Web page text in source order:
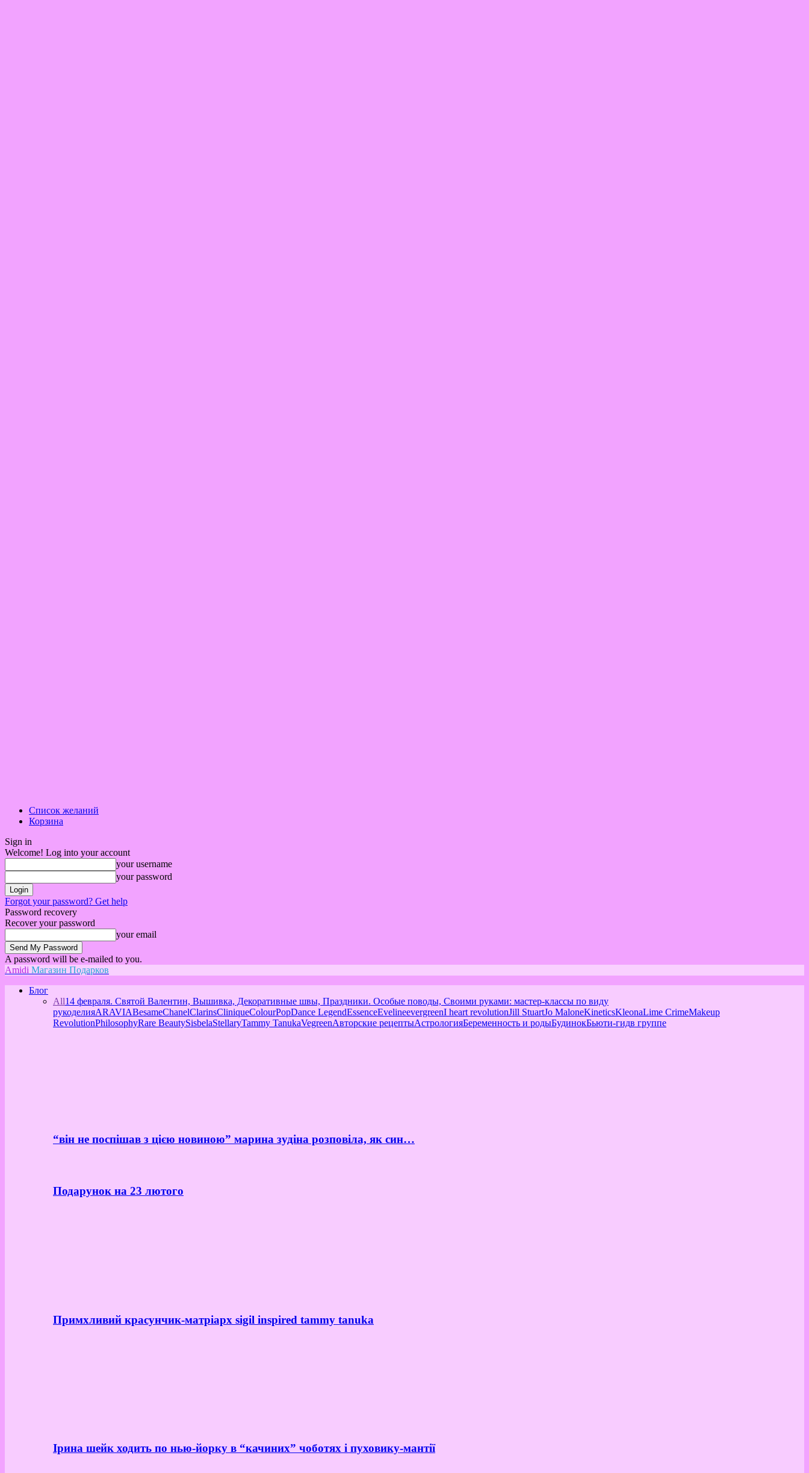
Список желаний
Корзина
Sign in
Welcome! Log into your account
your username
your password
Forgot your password? Get help
Password recovery
Recover your password
your email
A password will be e-mailed to you.
Amidi Магазин Подарков
Блог
All14 февраля. Святой Валентин, Вышивка, Декоративные швы, Праздники. Особые поводы, Своими руками: мастер-классы по виду
рукоделияARAVIABesameChanelClarinsCliniqueColourPopDance LegendEssenceEvelineevergreenI heart revolutionJill StuartJo MaloneKineticsKleonaLime CrimeMakeup
RevolutionPhilosophyRare BeautySisbelaStellaryTammy TanukaVegreenАвторские рецептыАстрологияБеременность и родыБудинокБьюти-гидв группе
“він не поспішав з цією новиною” марина зудіна розповіла, як син…
Подарунок на 23 лютого
Примхливий красунчик-матріарх sigil inspired tammy tanuka
Ірина шейк ходить по нью-йорку в “качиних” чоботях і пуховику-мантії